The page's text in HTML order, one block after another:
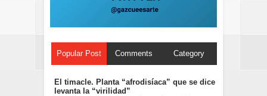
Popular Post Comments Category
El timacle. Planta “afrodisíaca” que se dice
levanta la “virilidad”